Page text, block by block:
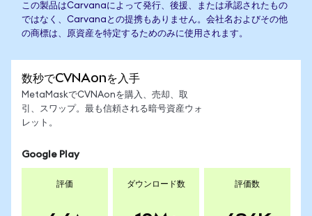
この製品はCarvanaによって発行、後援、または承認されたもの
ではなく、Carvanaとの提携もありません。会社名およびその他
の商標は、原資産を特定するためのみに使用されます。
数秒でCVNAonを入手
MetaMaskでCVNAonを購入、売却、取
引、スワップ。最も信頼される暗号資産ウォ
レット。
Google Play
評価 ダウンロード数 評価数